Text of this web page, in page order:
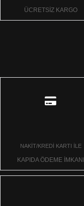
ÜCRETSİZ KARGO
NAKİT/KREDİ KARTI İLE
KAPIDA ÖDEME İMKANI